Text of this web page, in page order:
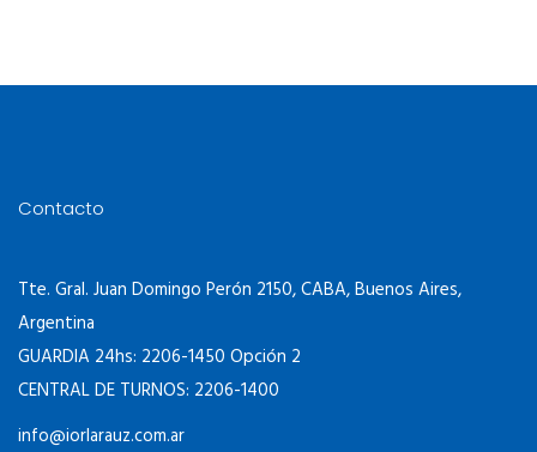
Contacto
Tte. Gral. Juan Domingo Perón 2150, CABA, Buenos Aires,
Argentina
GUARDIA 24hs: 2206-1450 Opción 2
CENTRAL DE TURNOS: 2206-1400
info@iorlarauz.com.ar